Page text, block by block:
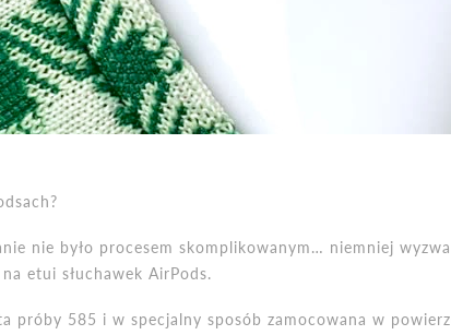
nie było procesem skomplikowanym… niemniej
etui słuchawek AirPods.
próby 585 i w specjalny sposób zamocowana w